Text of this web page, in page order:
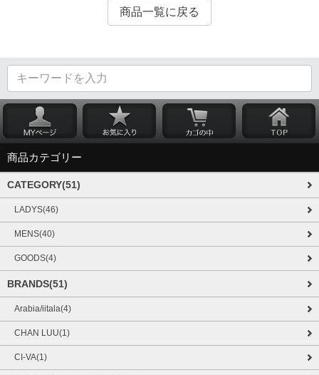
商品一覧に戻る
商品カテゴリー
CATEGORY(51)
LADYS(46)
MENS(40)
GOODS(4)
BRANDS(51)
Arabia/iitala(4)
CHAN LUU(1)
CI-VA(1)